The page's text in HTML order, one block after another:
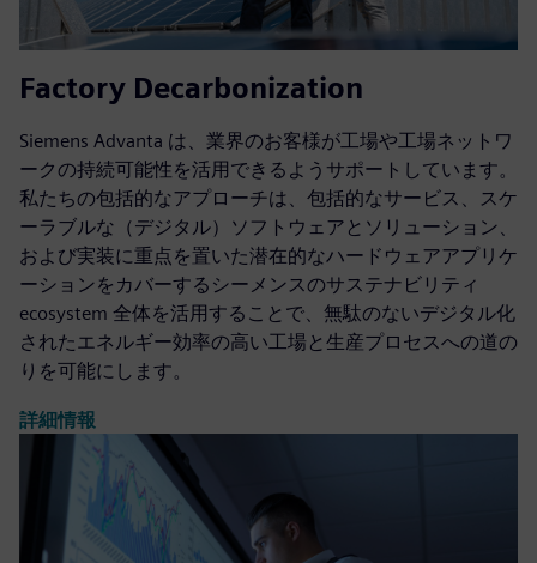
Factory Decarbonization
Siemens Advanta は、業界のお客様が工場や工場ネットワ
ークの持続可能性を活用できるようサポートしています。
私たちの包括的なアプローチは、包括的なサービス、スケ
ーラブルな（デジタル）ソフトウェアとソリューション、
および実装に重点を置いた潜在的なハードウェアアプリケ
ーションをカバーするシーメンスのサステナビリティ
ecosystem 全体を活用することで、無駄のないデジタル化
されたエネルギー効率の高い工場と生産プロセスへの道の
りを可能にします。
詳細情報